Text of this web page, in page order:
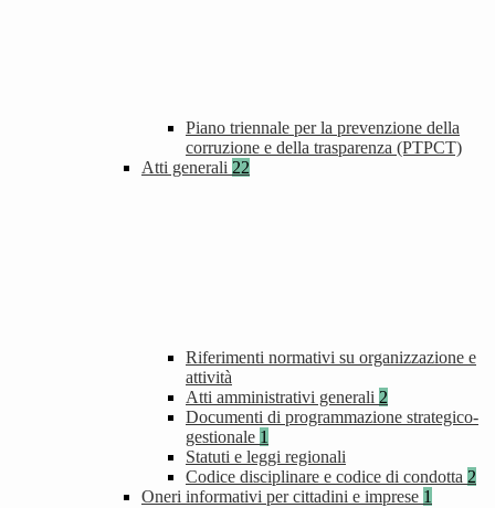
Piano triennale per la prevenzione della
corruzione e della trasparenza (PTPCT)
Atti generali 22
Riferimenti normativi su organizzazione e
attività
Atti amministrativi generali 2
Documenti di programmazione strategico-
gestionale 1
Statuti e leggi regionali
Codice disciplinare e codice di condotta 2
Oneri informativi per cittadini e imprese 1